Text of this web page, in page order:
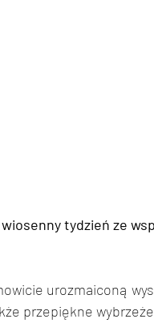
tydzień ze
urozmaiconą
przepiękne